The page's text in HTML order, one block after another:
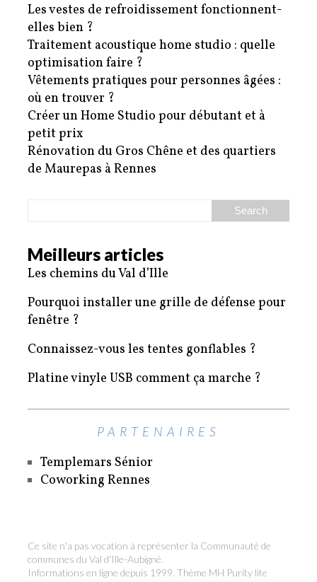
Les vestes de refroidissement fonctionnent-
elles bien ?
Traitement acoustique home studio : quelle
optimisation faire ?
Vêtements pratiques pour personnes âgées :
où en trouver ?
Créer un Home Studio pour débutant et à
petit prix
Rénovation du Gros Chêne et des quartiers
de Maurepas à Rennes
Meilleurs articles
Les chemins du Val d’Ille
Pourquoi installer une grille de défense pour
fenêtre ?
Connaissez-vous les tentes gonflables ?
Platine vinyle USB comment ça marche ?
PARTENAIRES
Templemars Sénior
Coworking Rennes
Ce site n'a pas vocation à représenter la Communauté de
communes du Val d'Ille-Aubigné.
Informations en ligne depuis 1999. Thème MH Purity lite